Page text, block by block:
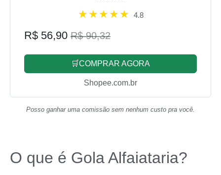
4.8
R$ 56,90 R$ 90,32
🛒COMPRAR AGORA
Shopee.com.br
Posso ganhar uma comissão sem nenhum custo pra você.
O que é Gola Alfaiataria?